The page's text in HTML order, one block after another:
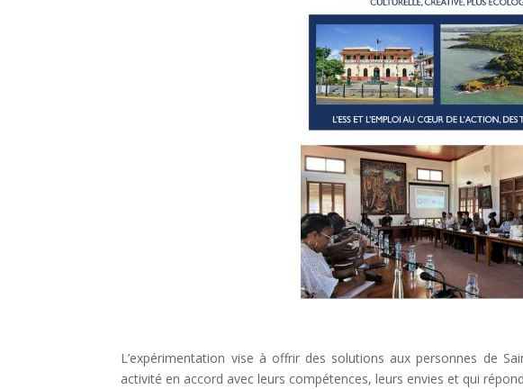
L’expérimentation vise à offrir des solutions aux personnes de
activité en accord avec leurs compétences, leurs envies et qui